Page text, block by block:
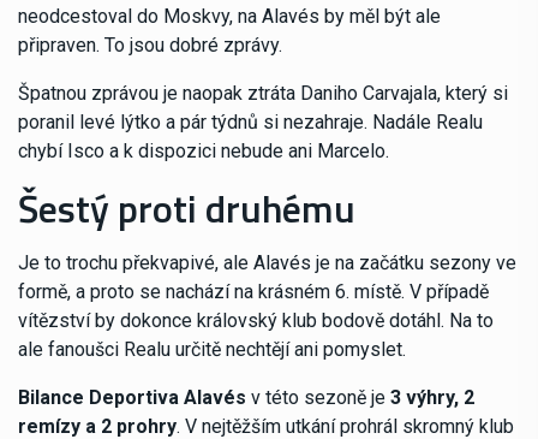
neodcestoval do Moskvy, na Alavés by měl být ale
připraven. To jsou dobré zprávy.
Špatnou zprávou je naopak ztráta Daniho Carvajala, který si
poranil levé lýtko a pár týdnů si nezahraje. Nadále Realu
chybí Isco a k dispozici nebude ani Marcelo.
Šestý proti druhému
Je to trochu překvapivé, ale Alavés je na začátku sezony ve
formě, a proto se nachází na krásném 6. místě. V případě
vítězství by dokonce královský klub bodově dotáhl. Na to
ale fanoušci Realu určitě nechtějí ani pomyslet.
Bilance Deportiva Alavés v této sezoně je 3 výhry, 2
remízy a 2 prohry. V nejtěžším utkání prohrál skromný klub